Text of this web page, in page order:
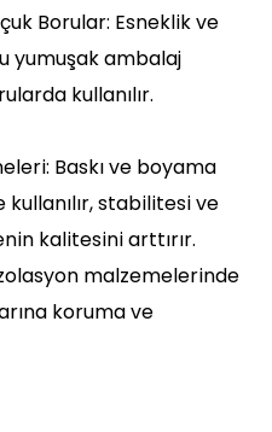
Borular: Esneklik ve
yumuşak ambalaj
kullanılır.
Baskı ve boyama
stabilitesi ve
kalitesini arttırır.
malzemelerinde
koruma ve